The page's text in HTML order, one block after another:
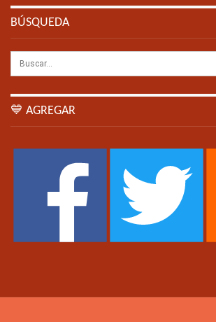
BÚSQUEDA
💙 AGREGAR